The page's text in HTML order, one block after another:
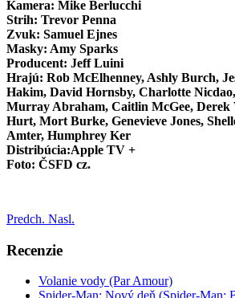
Kamera: Mike Berlucchi
Strih: Trevor Penna
Zvuk: Samuel Ejnes
Masky: Amy Sparks
Producent: Jeff Luini
Hrajú: Rob McElhenney, Ashly Burch,
Hakim, David Hornsby, Charlotte
Murray Abraham, Caitlin McGee, Derek
Hurt, Mort Burke, Genevieve Jones,
Amter, Humphrey Ker
Distribúcia:Apple TV +
Foto: ČSFD cz.
Predch. Nasl.
Recenzie
Volanie vody (Par Amour)